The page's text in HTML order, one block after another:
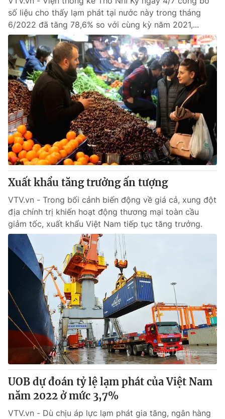
số liệu cho thấy lạm phát tại nước này trong tháng
6/2022 đã tăng 78,6% so với cùng kỳ năm 2021,...
Xuất khẩu tăng trưởng ấn tượng
VTV.vn - Trong bối cảnh biến động về giá cả, xung đột
địa chính trị khiến hoạt động thương mại toàn cầu
giảm tốc, xuất khẩu Việt Nam tiếp tục tăng trưởng.
UOB dự đoán tỷ lệ lạm phát của Việt Nam
năm 2022 ở mức 3,7%
VTV.vn - Dù chịu áp lực lạm phát gia tăng, ngân hàng